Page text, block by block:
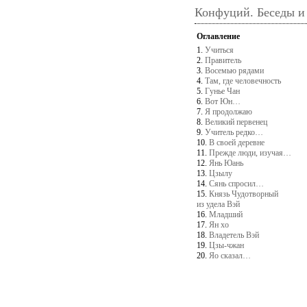
Конфуций. Беседы и
Оглавление
1. Учиться
2. Правитель
3. Восемью рядами
4. Там, где человечность
5. Гунье Чан
6. Вот Юн…
7. Я продолжаю
8. Великий первенец
9. Учитель редко…
10. В своей деревне
11. Прежде люди, изучая…
12. Янь Юань
13. Цзылу
14. Сянь спросил…
15. Князь Чудотворный
из удела Вэй
16. Младший
17. Ян хо
18. Владетель Вэй
19. Цзы-чжан
20. Яо сказал…